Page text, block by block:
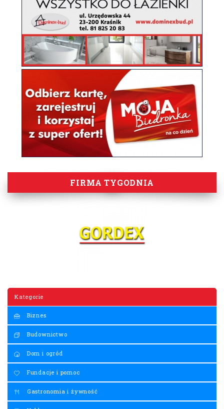
FIRMA TYGODNIA
Kategorie
Biznes
Budownictwo
Dom i ogród
Fundacje i pomoc
Gastronomia i żywność